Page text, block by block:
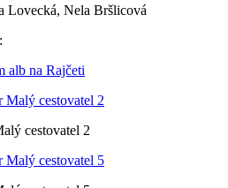
Lovecká, Nela Bršlicová
alb na Rajčeti
cestovatel 2